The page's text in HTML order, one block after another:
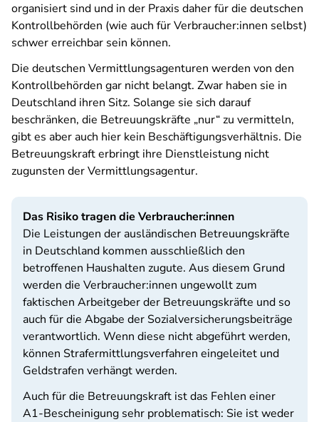
organisiert sind und in der Praxis daher für die deutschen
Kontrollbehörden (wie auch für Verbraucher:innen selbst)
schwer erreichbar sein können.
Die deutschen Vermittlungsagenturen werden von den
Kontrollbehörden gar nicht belangt. Zwar haben sie in
Deutschland ihren Sitz. Solange sie sich darauf
beschränken, die Betreuungskräfte „nur“ zu vermitteln,
gibt es aber auch hier kein Beschäftigungsverhältnis. Die
Betreuungskraft erbringt ihre Dienstleistung nicht
zugunsten der Vermittlungsagentur.
Das Risiko tragen die Verbraucher:innen
Die Leistungen der ausländischen Betreuungskräfte
in Deutschland kommen ausschließlich den
betroffenen Haushalten zugute. Aus diesem Grund
werden die Verbraucher:innen ungewollt zum
faktischen Arbeitgeber der Betreuungskräfte und so
auch für die Abgabe der Sozialversicherungsbeiträge
verantwortlich. Wenn diese nicht abgeführt werden,
können Strafermittlungsverfahren eingeleitet und
Geldstrafen verhängt werden.
Auch für die Betreuungskraft ist das Fehlen einer
A1-Bescheinigung sehr problematisch: Sie ist weder